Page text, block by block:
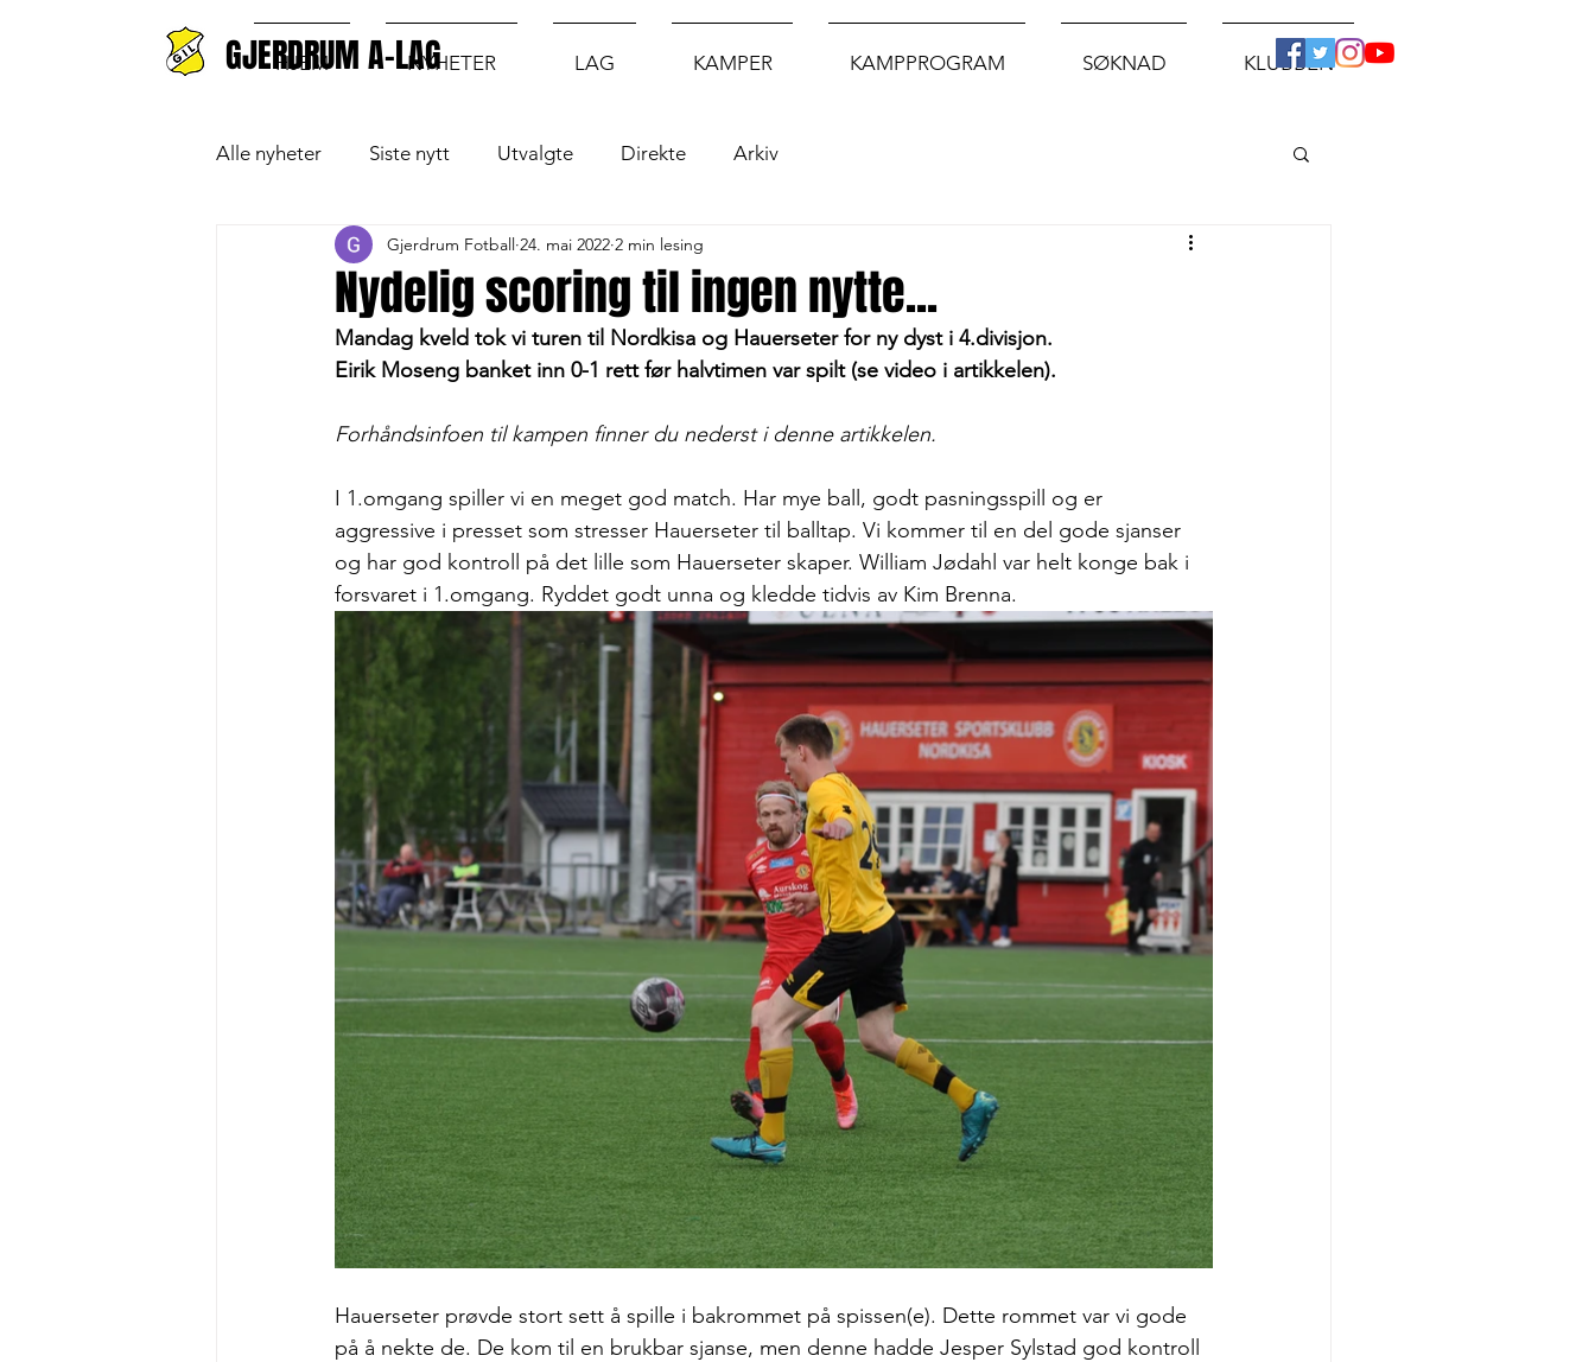
GJERDRUM A-LAG
HJEM NYHETER LAG KAMPER KAMPPROGRAM SØKNAD KLUBBEN
Alle nyheter Siste nytt Utvalgte Direkte Arkiv
Nydelig scoring til ingen nytte...
Gjerdrum Fotball 24. mai 2022 2 min lesing
Mandag kveld tok vi turen til Nordkisa og Hauerseter for ny dyst i 4.divisjon.
Eirik Moseng banket inn 0-1 rett før halvtimen var spilt (se video i artikkelen).
Forhåndsinfoen til kampen finner du nederst i denne artikkelen.
I 1.omgang spiller vi en meget god match. Har mye ball, godt pasningsspill og er
aggressive i presset som stresser Hauerseter til balltap. Vi kommer til en del gode sjanser
og har god kontroll på det lille som Hauerseter skaper. William Jødahl var helt konge bak i
forsvaret i 1.omgang. Ryddet godt unna og kledde tidvis av Kim Brenna.
Hauerseter prøvde stort sett å spille i bakrommet på spissen(e). Dette rommet var vi gode
på å nekte de. De kom til en brukbar sjanse, men denne hadde Jesper Sylstad god kontroll